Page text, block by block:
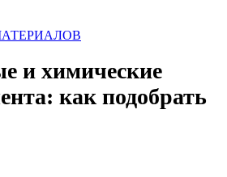
и химические
как подобрать